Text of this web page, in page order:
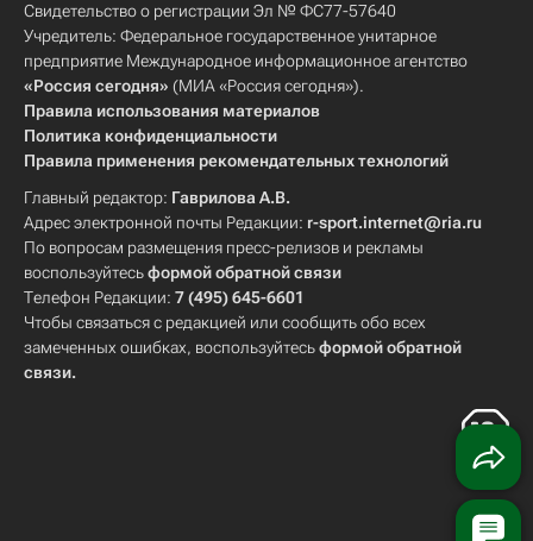
Свидетельство о регистрации Эл № ФС77-57640
Учредитель: Федеральное государственное унитарное
предприятие Международное информационное агентство
«Россия сегодня» (МИА «Россия сегодня»).
Правила использования материалов
Политика конфиденциальности
Правила применения рекомендательных технологий
Главный редактор: Гаврилова А.В.
Адрес электронной почты Редакции: r-sport.internet@ria.ru
По вопросам размещения пресс-релизов и рекламы
воспользуйтесьформой обратной связи
Телефон Редакции: 7 (495) 645-6601
Чтобы связаться с редакцией или сообщить обо всех
замеченных ошибках, воспользуйтесьформой обратной
связи.